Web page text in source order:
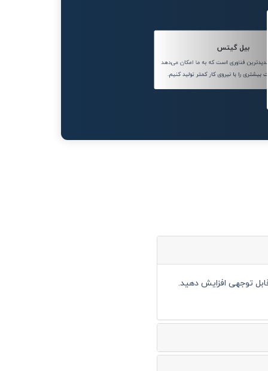
بیل گیتس
فناوری است که به ما امکان می‌دهد
بیشتری را با نیروی کار کمتر تولید کنیم.